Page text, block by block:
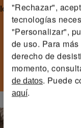
de pádel CRIVIT
"Rechazar",
tecnologías
"Personalizar",
de uso. Para
derecho de
momento,
de datos. Puede
aquí.